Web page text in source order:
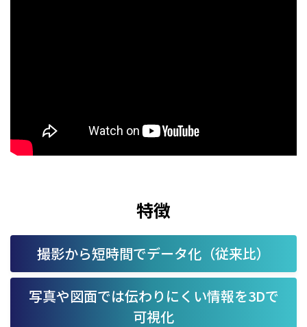
特徴
撮影から短時間でデータ化（従来比）
写真や図面では伝わりにくい情報を3Dで
可視化